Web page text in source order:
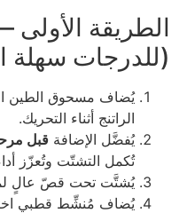
الطريقة
(للدرجات سهلة
يُضاف مسحوق الطين
الراتنج أثناء التحريك.
يُفضَّل الإضافة قبل
تُكمل التشتّت وتُعزّز
يُشتَّت تحت قصّ عالٍ لمدة لا